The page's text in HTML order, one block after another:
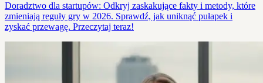
Doradztwo dla startupów: Odkryj zaskakujące fakty i metody, które
zmieniają reguły gry w 2026. Sprawdź, jak uniknąć pułapek i
zyskać przewagę. Przeczytaj teraz!